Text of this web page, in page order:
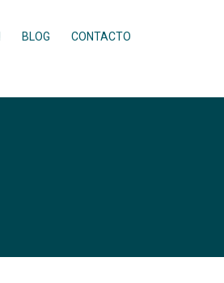
BLOG CONTACTO